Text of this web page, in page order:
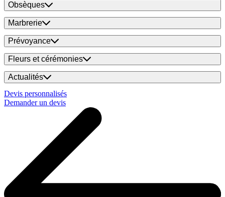
Obsèques
Marbrerie
Prévoyance
Fleurs et cérémonies
Actualités
Devis personnalisés
Demander un devis